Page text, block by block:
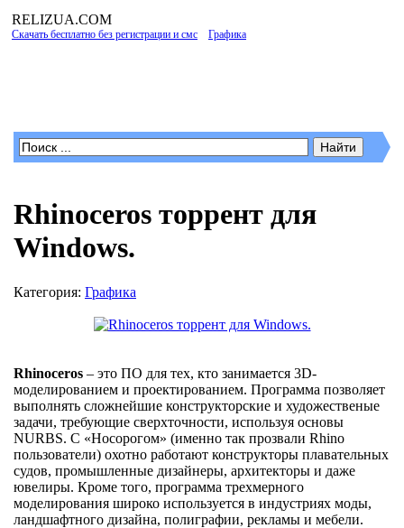
RELIZUA.COM
Скачать бесплатно без регистрации и смс Графика
Rhinoceros торрент для
Windows.
Категория: Графика
Rhinoceros – это ПО для тех, кто занимается 3D-
моделированием и проектированием. Программа позволяет
выполнять сложнейшие конструкторские и художественые
задачи, требующие сверхточности, используя основы
NURBS. С «Носорогом» (именно так прозвали Rhino
пользователи) охотно работают конструкторы плавательных
судов, промышленные дизайнеры, архитекторы и даже
ювелиры. Кроме того, программа трехмерного
моделирования широко используется в индустриях моды,
ландшафтного дизайна, полиграфии, рекламы и мебели.